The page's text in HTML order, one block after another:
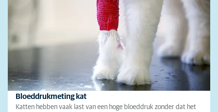
Bloeddrukmeting kat
Katten hebben vaak last van een hoge bloeddruk zonder dat het